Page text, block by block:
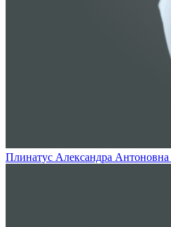
Плинатус Александра Антоновна